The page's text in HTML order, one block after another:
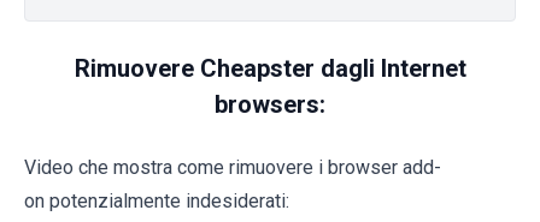
Rimuovere Cheapster dagli Internet
browsers:
Video che mostra come rimuovere i browser add-
on potenzialmente indesiderati: